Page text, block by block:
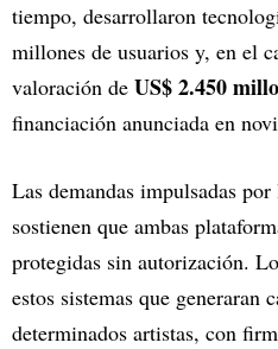
tiempo, desarrollaron
millones de usuarios y, en el
valoración de US$ 2.450
financiación anunciada en
Las demandas impulsadas
sostienen que ambas
protegidas sin autorización.
estos sistemas que generaran
determinados artistas, con